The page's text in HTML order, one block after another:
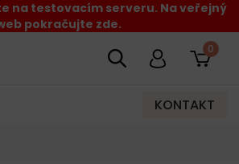
na testovacím serveru. Na veřejný
pokračujte zde.
0
KONTAKT